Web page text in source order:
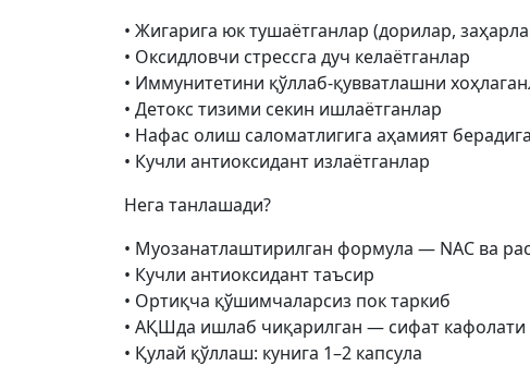
• Жигарига юк тушаётганлар (дорилар,
• Оксидловчи стрессга дуч келаётганлар
• Иммунитетини қўллаб-қувватлашни
• Детокс тизими секин ишлаётганлар
• Нафас олиш саломатлигига аҳамият
• Кучли антиоксидант излаётганлар
Нега танлашади?
• Муозанатлаштирилган формула — NAC ва
• Кучли антиоксидант таъсир
• Ортиқча қўшимчаларсиз пок таркиб
• АҚШда ишлаб чиқарилган — сифат кафолати
• Қулай қўллаш: кунига 1–2 капсула